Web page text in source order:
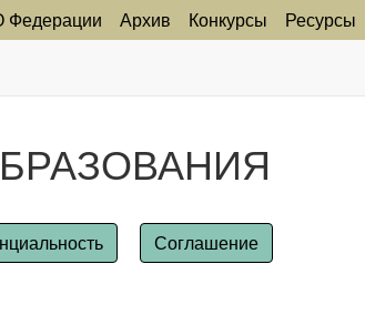
Федерации Архив Конкурсы Ресурсы
Соглашение